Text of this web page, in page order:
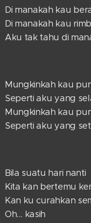
Di manakah kau
Di manakah kau
Aku tak tahu di
Mungkinkah kau
Seperti aku yang
Mungkinkah kau
Seperti aku yang
Bila suatu hari nanti
Kita kan bertemu
Kan ku curahkan
Oh… kasih